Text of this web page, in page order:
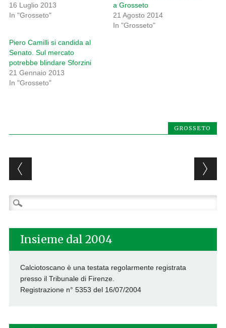
16 Luglio 2013
In "Grosseto"
a Grosseto
21 Agosto 2014
In "Grosseto"
Piero Camilli si candida al
Senato. Sul mercato
potrebbe blindare Sforzini
21 Gennaio 2013
In "Grosseto"
GROSSETO
Post navigation
Ricerca
per:
Insieme dal 2004
Calciotoscano è una testata regolarmente registrata
presso il Tribunale di Firenze.
Registrazione n° 5353 del 16/07/2004